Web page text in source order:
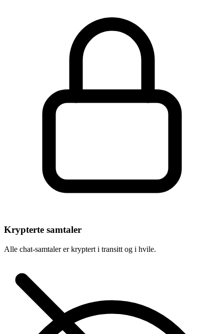
Krypterte samtaler
Alle chat-samtaler er kryptert i transitt og i hvile.